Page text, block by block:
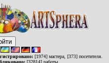
[1974] мастера, [373] посетителя.
[32814] работы.